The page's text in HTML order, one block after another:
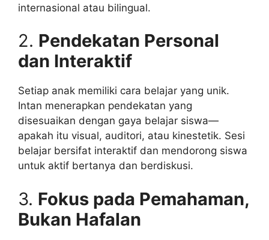
internasional atau bilingual.
2. Pendekatan Personal
dan Interaktif
Setiap anak memiliki cara belajar yang unik.
Intan menerapkan pendekatan yang
disesuaikan dengan gaya belajar siswa—
apakah itu visual, auditori, atau kinestetik. Sesi
belajar bersifat interaktif dan mendorong siswa
untuk aktif bertanya dan berdiskusi.
3. Fokus pada Pemahaman,
Bukan Hafalan